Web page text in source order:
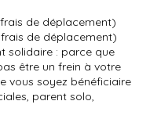
de déplacement)
de déplacement)
solidaire : parce que
être un frein à votre
vous soyez bénéficiaire
parent solo,